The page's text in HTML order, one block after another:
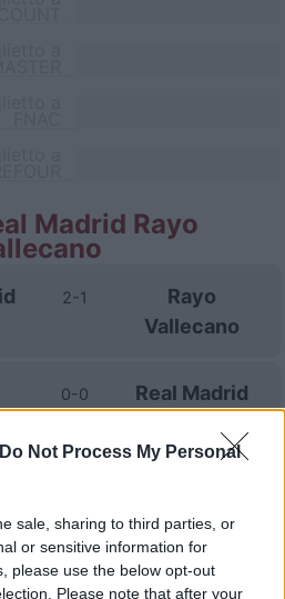
Do Not Process My Personal
sale, sharing to third parties, or
or sensitive information for
please use the below opt-out
Please note that after your
Madrid Rayo
2-1
Rayo
Vallecano
0-0 Real Madrid
Vallecano
3-3 Real Madrid